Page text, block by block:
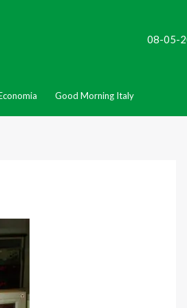
08-05-
Good Morning Italy